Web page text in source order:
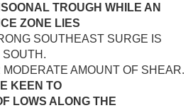
TROUGH WHILE AN
ZONE LIES
SOUTHEAST SURGE IS
SOUTH.
AMOUNT OF SHEAR.
KEEN TO
LOWS ALONG THE